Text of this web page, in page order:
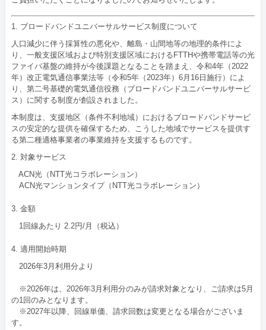
1. ブロードバンドユニバーサルサービス制度について
人口減少に伴う採算性の悪化や、離島・山間地等の地理的条件によ
り、一般支援区域および特別支援区域におけるFTTHや携帯電話等の光
ファイバ基盤の維持が今後課題となることを踏まえ、令和4年（2022
年）改正電気通信事業法等（令和5年（2023年）6月16日施行）によ
り、第二号基礎的電気通信役務（ブロードバンドユニバーサルサービ
ス）に関する制度が創設されました。
本制度は、支援地区（条件不利地域）におけるブロードバンドサービ
スの安定的な提供を確保するため、こうした地域でサービスを提供す
る第二種適格事業者の事業維持を支援するものです。
2. 対象サービス
ACN光（NTT光コラボレーション）
ACN光マンションタイプ（NTT光コラボレーション）
3. 金額
1回線あたり 2.2円/月 （税込）
4. 適用開始時期
2026年3月 利用分より
※2026年は、2026年3月利用分のみが請求対象となり、ご請求は5月
の1回のみとなります。
※2027年以降、回線単価、請求回数は変更となる場合がございま
す。